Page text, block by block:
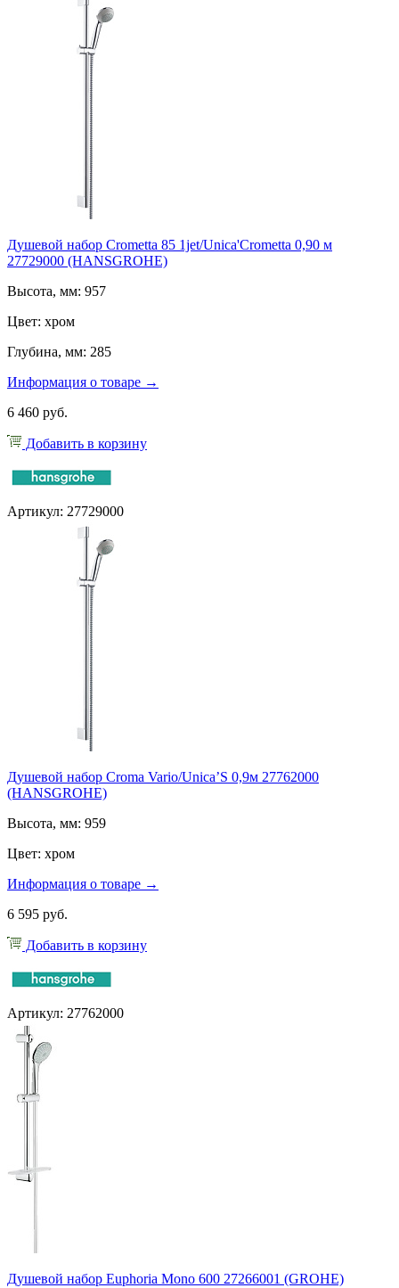
Душевой набор Crometta 85 1jet/Unica'Crometta 0,90 м
27729000 (HANSGROHE)
Высота, мм: 957
Цвет: хром
Глубина, мм: 285
Информация о товаре →
6 460 руб.
Добавить в корзину
Артикул: 27729000
Душевой набор Croma Vario/Unica’S 0,9м 27762000
(HANSGROHE)
Высота, мм: 959
Цвет: хром
Информация о товаре →
6 595 руб.
Добавить в корзину
Артикул: 27762000
Душевой набор Euphoria Mono 600 27266001 (GROHE)